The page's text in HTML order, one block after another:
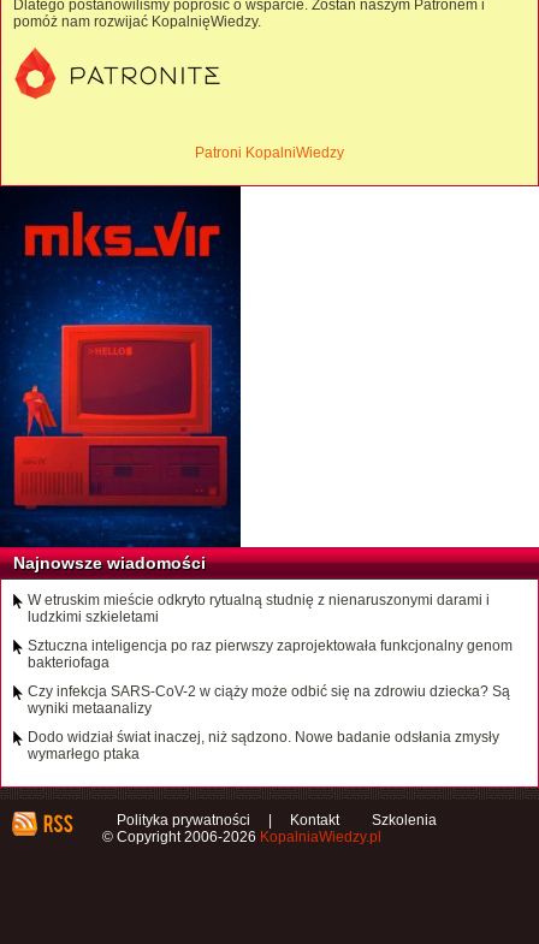
Dlatego postanowiliśmy poprosić o wsparcie. Zostań naszym Patronem i
pomóż nam rozwijać KopalnięWiedzy.
Patroni KopalniWiedzy
Najnowsze wiadomości
W etruskim mieście odkryto rytualną studnię z nienaruszonymi darami i
ludzkimi szkieletami
Sztuczna inteligencja po raz pierwszy zaprojektowała funkcjonalny genom
bakteriofaga
Czy infekcja SARS-CoV-2 w ciąży może odbić się na zdrowiu dziecka? Są
wyniki metaanalizy
Dodo widział świat inaczej, niż sądzono. Nowe badanie odsłania zmysły
wymarłego ptaka
Polityka prywatności Kontakt
Szkolenia
© Copyright 2006-2026 KopalniaWiedzy.pl